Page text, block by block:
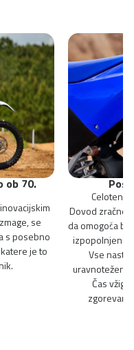
ob 70.
se
s posebno
je to
Celoten
Dovod
da omogoča
izpopolnjeni
Vse
uravnotežen
Čas